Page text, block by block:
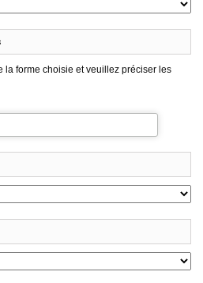
la forme choisie et veuillez préciser les